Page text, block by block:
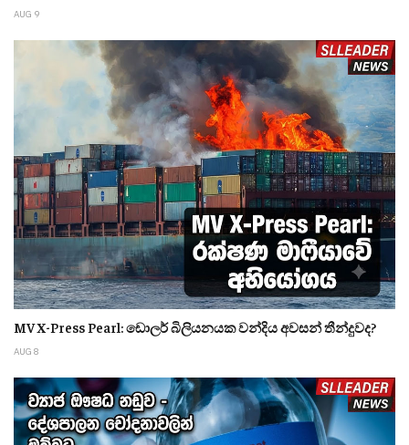
AUG 9
MV X-Press Pearl: ඩොලර් බිලියනයක වන්දිය අවසන් තීන්දුවද?
AUG 8